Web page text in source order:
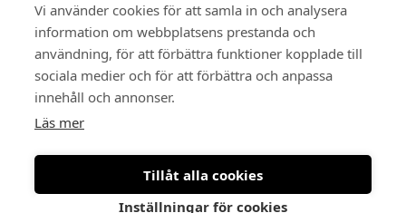
Vi använder cookies för att samla in och analysera
information om webbplatsens prestanda och
användning, för att förbättra funktioner kopplade till
sociala medier och för att förbättra och anpassa
innehåll och annonser.
Läs mer
Tillåt alla cookies
Inställningar för cookies
Följ oss på sociala medier
Se mer skor: skopunkten.se